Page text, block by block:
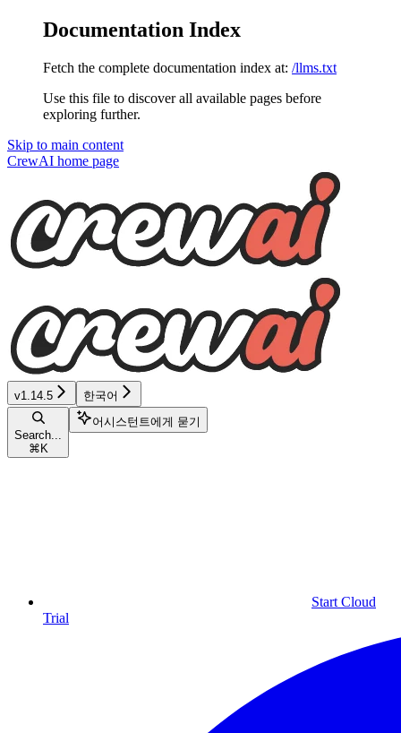
Documentation Index
Fetch the complete documentation index at: /llms.txt
Use this file to discover all available pages before
exploring further.
Skip to main content
CrewAI home page
v1.14.5 한국어
Search...
⌘ K
어시스턴트에게 묻기
Start Cloud
Trial